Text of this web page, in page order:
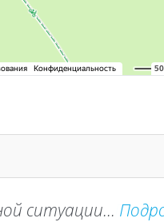
ситуации...